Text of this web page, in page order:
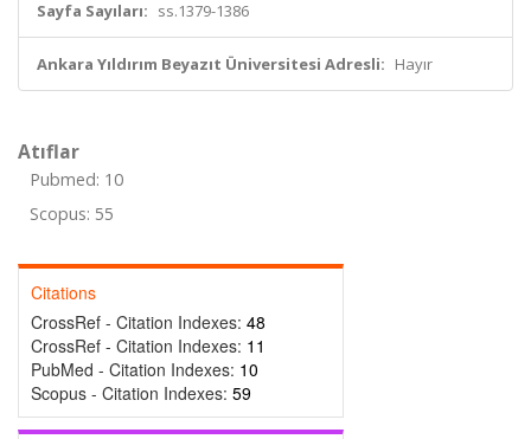
Sayfa Sayıları: ss.1379-1386
Ankara Yıldırım Beyazıt Üniversitesi Adresli: Hayır
Atıflar
Pubmed: 10
Scopus: 55
Citations
CrossRef - Citation Indexes: 48
CrossRef - Citation Indexes: 11
PubMed - Citation Indexes: 10
Scopus - Citation Indexes: 59